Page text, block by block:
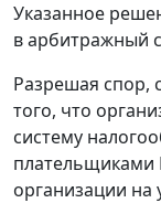
Указанное
в арбитражный
Разрешая спор,
того, что
систему
плательщиками
организации